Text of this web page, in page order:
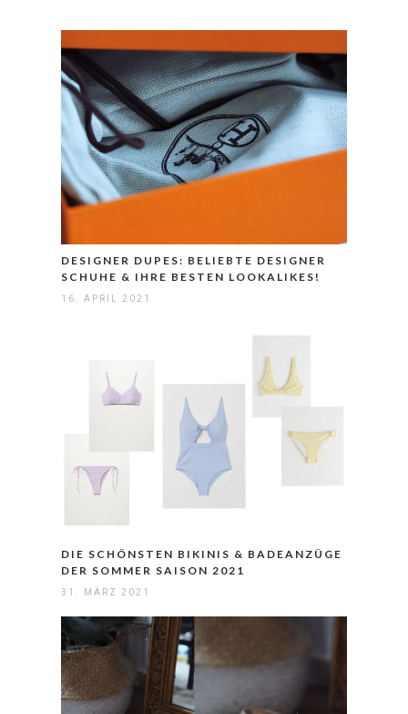
DESIGNER DUPES: BELIEBTE DESIGNER
SCHUHE & IHRE BESTEN LOOKALIKES!
16. APRIL 2021
DIE SCHÖNSTEN BIKINIS & BADEANZÜGE
DER SOMMER SAISON 2021
31. MÄRZ 2021